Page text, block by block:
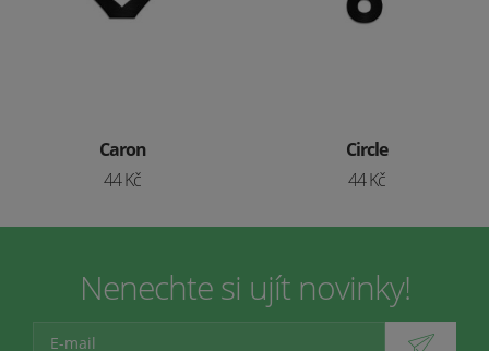
Caron
44 Kč
Circle
44 Kč
Nenechte si ujít novinky!